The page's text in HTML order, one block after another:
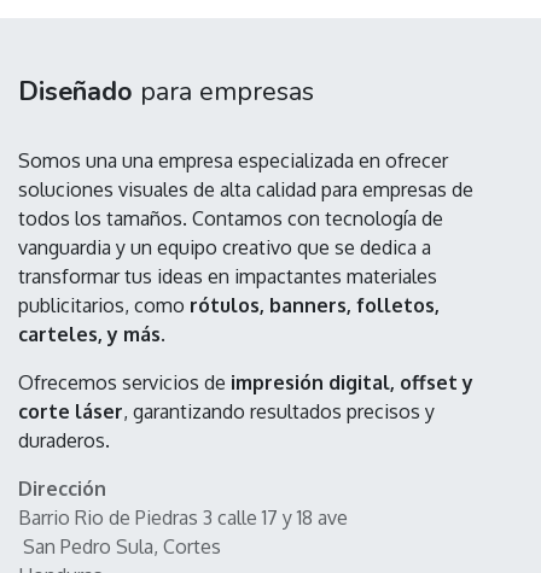
Diseñado para empresas
Somos una una empresa especializada en ofrecer
soluciones visuales de alta calidad para empresas de
todos los tamaños. Contamos con tecnología de
vanguardia y un equipo creativo que se dedica a
transformar tus ideas en impactantes materiales
publicitarios, como rótulos, banners, folletos,
carteles, y más.
Ofrecemos servicios de impresión digital, offset y
corte láser, garantizando resultados precisos y
duraderos.
Dirección
Barrio Rio de Piedras 3 calle 17 y 18 ave
San Pedro Sula, Cortes